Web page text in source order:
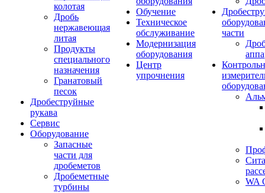
колотая
Дробь
нержавеющая
литая
Продукты
специального
назначения
Гранатовый
песок
Дробеструйные
рукава
Сервис
Оборудование
Запасные
части для
дробеметов
Дробеметные
турбины
Обучение
Техническое
обслуживание
Модернизация
оборудования
Центр
упрочнения
части
WA